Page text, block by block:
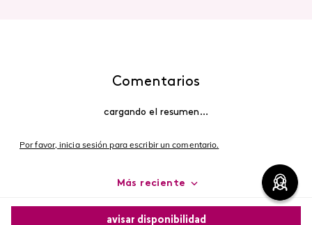
avisar disponibilidad
Comentarios
cargando el resumen…
Por favor, inicia sesión para escribir un comentario.
Más reciente
Cargando comentarios…